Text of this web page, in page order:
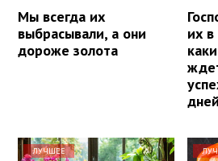
Мы всегда их
выбрасывали, а они
дороже золота
их
дней
ЛУЧШЕЕ